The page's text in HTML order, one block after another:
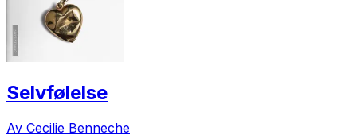
Selvfølelse
Av Cecilie Benneche